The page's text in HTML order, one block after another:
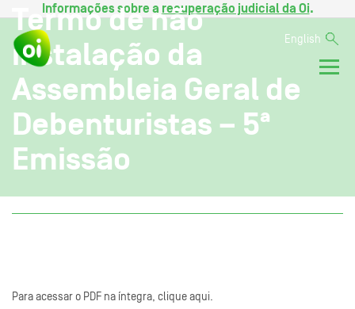
Informações sobre a recuperação judicial da Oi.
English
Termo de não
instalação da
Assembleia Geral de
Debenturistas – 5ª
Emissão
Para acessar o PDF na íntegra, clique aqui.